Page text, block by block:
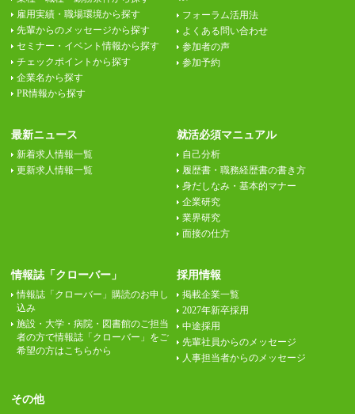
雇用実績・職場環境から探す
先輩からのメッセージから探す
セミナー・イベント情報から探す
チェックポイントから探す
企業名から探す
PR情報から探す
フォーラム活用法
よくある問い合わせ
参加者の声
参加予約
最新ニュース
新着求人情報一覧
更新求人情報一覧
就活必須マニュアル
自己分析
履歴書・職務経歴書の書き方
身だしなみ・基本的マナー
企業研究
業界研究
面接の仕方
情報誌「クローバー」
情報誌「クローバー」購読のお申し
込み
施設・大学・病院・図書館のご担当
者の方で情報誌「クローバー」をご
希望の方はこちらから
採用情報
掲載企業一覧
2027年新卒採用
中途採用
先輩社員からのメッセージ
人事担当者からのメッセージ
その他